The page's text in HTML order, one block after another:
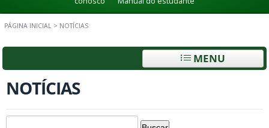
PÁGINA INICIAL > NOTÍCIAS
MENU
NOTÍCIAS